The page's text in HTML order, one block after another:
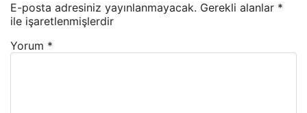
E-posta adresiniz yayınlanmayacak. Gerekli alanlar *
ile işaretlenmişlerdir
Yorum *